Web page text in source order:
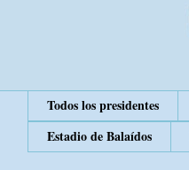
Todos los presidentes
Estadio de Balaídos